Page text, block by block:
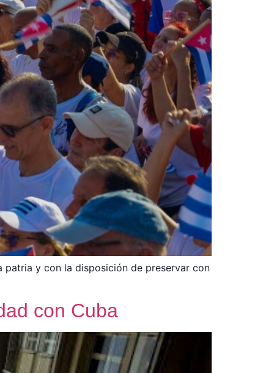
y con la disposición de preservar con
con Cuba